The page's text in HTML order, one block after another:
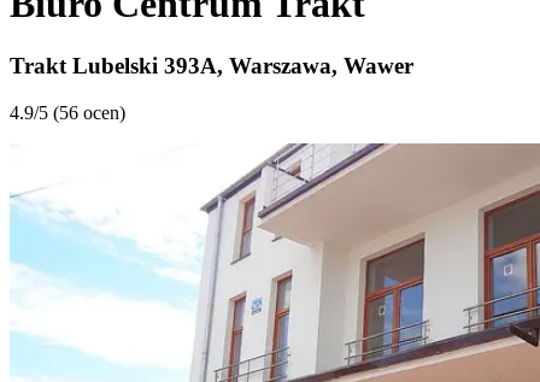
Trakt Lubelski 393A, Warszawa, Wawer
4.9/5 (56 ocen)